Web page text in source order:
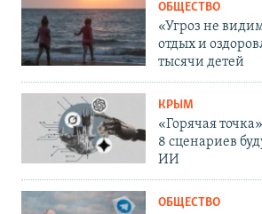
ОБЩЕСТВО
«Угроз не
отдых и
тысячи детей
КРЫМ
«Горячая
8 сценариев
ИИ
ОБЩЕСТВО